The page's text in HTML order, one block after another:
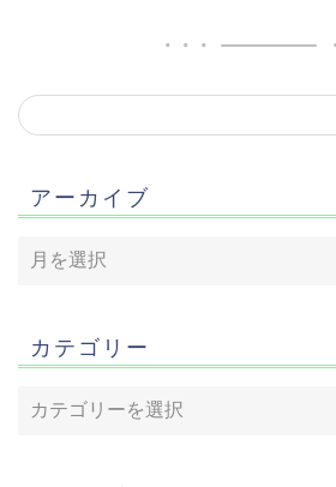
アーカイブ
カテゴリー